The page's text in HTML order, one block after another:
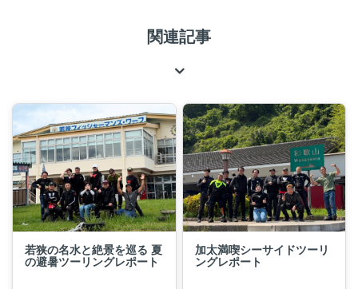
関連記事
若狭の名水と絶景を巡る 夏
の避暑ツーリングレポート
加太満喫シーサイドツーリ
ングレポート